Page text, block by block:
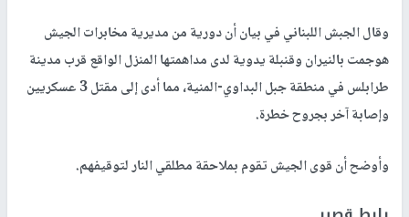
وقال الجبش اللبناني في بيان أن دورية من مديرية مخابرات الجيش
هوجمت بالنيران وقنبلة يدوية لدى مداهمتها المنزل الواقع قرب مدينة
طرابلس في منطقة جبل البداوي-المنية، مما أدى إلى مقتل 3 عسكريين
وإصابة آخر بجروح خطرة.
وأوضح أن قوى الجيش تقوم بملاحقة مطلقي النار لتوقيفهم.